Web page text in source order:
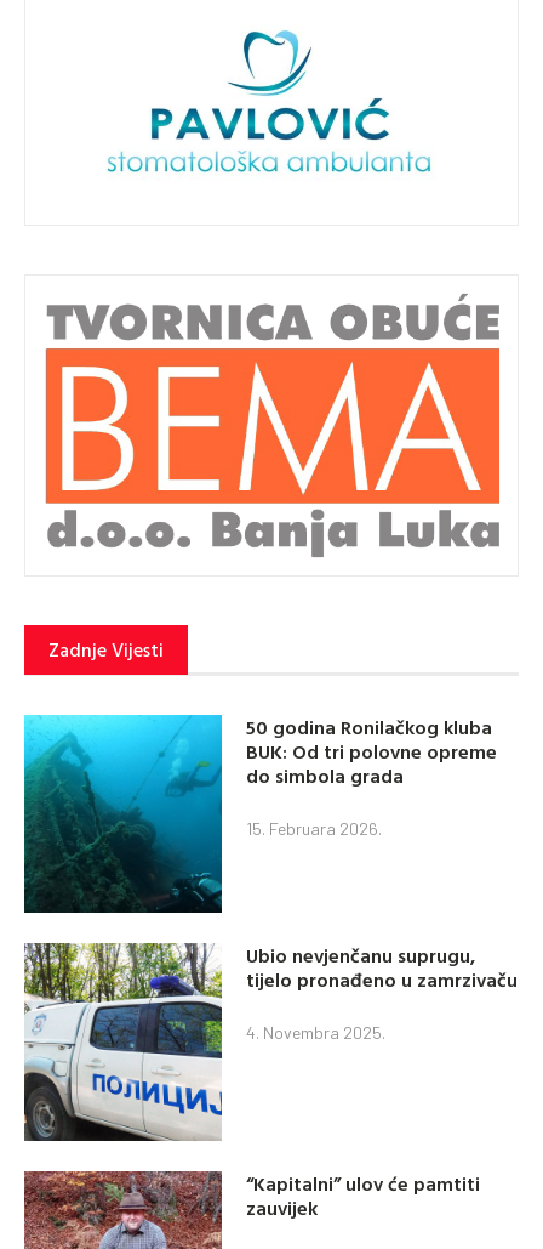
Zadnje Vijesti
50 godina Ronilačkog kluba
BUK: Od tri polovne opreme
do simbola grada
15. Februara 2026.
Ubio nevjenčanu suprugu,
tijelo pronađeno u zamrzivaču
4. Novembra 2025.
“Kapitalni” ulov će pamtiti
zauvijek